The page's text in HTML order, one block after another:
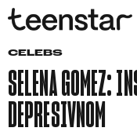
CELEBS
SELENA GOMEZ:
DEPRESIVNOM